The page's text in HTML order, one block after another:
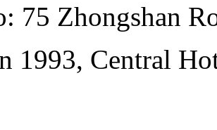
75 Zhongshan
1993, Central